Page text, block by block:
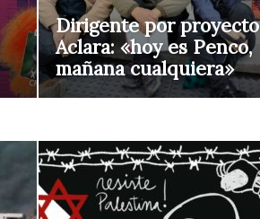
Dirigente por proyecto
Aclara: «hoy es Penco,
mañana cualquiera»